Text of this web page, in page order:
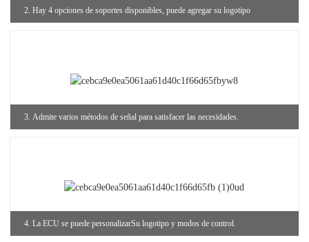
2. Hay 4 opciones de soportes disponibles, puede agregar su logotipo
3. Admite varios métodos de señal para satisfacer las necesidades.
4. La ECU se puede personalizarSu logotipo y modos de control.